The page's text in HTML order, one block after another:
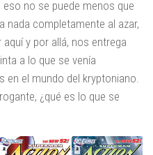
no se puede menos que
nada completamente al azar,
aquí y por allá, nos entrega
a lo que se venía
en el mundo del kryptoniano.
¿qué es lo que se